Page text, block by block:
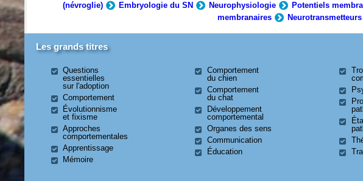
(névroglie)
Embryologie du SN Neurophysiologie Potentiels
membranaires
Neurotransmetteurs
Les grands titres
Questions
essentielles
sur l'adoption
Comportement
Évolutionnisme
et fixisme
Approches
comportementales
Apprentissage
Mémoire
Comportement
du chien
Comportement
du chat
Développement
comportemental
Organes des sens
Communication
Éducation